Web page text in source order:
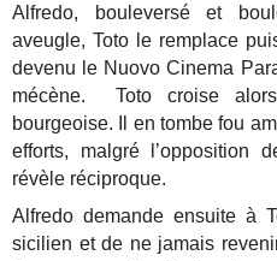
Alfredo, bouleversé et
aveugle, Toto le remplace
devenu le Nuovo Cinema
mécène. Toto croise
bourgeoise. Il en tombe fou
efforts, malgré l’opposition
révèle réciproque.
Alfredo demande ensuite à
sicilien et de ne jamais